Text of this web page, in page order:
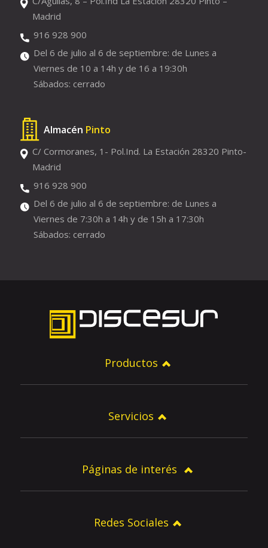
Madrid
916 928 900
Del 6 de julio al 6 de septiembre: de Lunes a
Viernes de 10 a 14h y de 16 a 19:30h
Sábados: cerrado
Almacén Pinto
C/ Cormoranes, 1- Pol.Ind. La Estación 28320 Pinto-
Madrid
916 928 900
Del 6 de julio al 6 de septiembre: de Lunes a
Viernes de 7:30h a 14h y de 15h a 17:30h
Sábados: cerrado
Productos
Servicios
Páginas de interés
Redes Sociales